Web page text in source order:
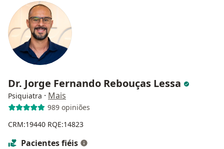
Dr. Jorge Fernando Rebouças Lessa
Psiquiatra · Mais
989 opiniões
CRM:19440 RQE:14823
Pacientes fiéis